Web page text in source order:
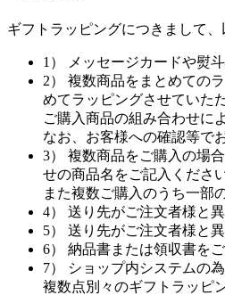
ギフトラッピングにつきまして
1） メッセージカードや熨
2） 複数商品をまとめての
めてラッピングさせていた
ご購入商品の組み合わせに
なお、お客様への確認等で
3） 複数商品をご購入の場
せの商品名をご記入ください
また複数ご購入のうち一部
4） 送り先がご注文者様と
5） 送り先がご注文者様と
6） 納品書または領収書を
7） ショップ内システムの
複数点別々のギフトラッピ